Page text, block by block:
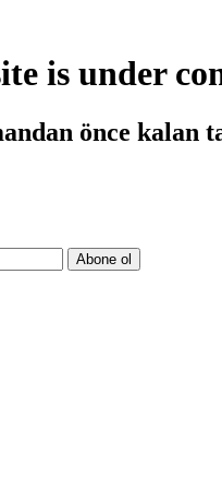
is under
önce kalan